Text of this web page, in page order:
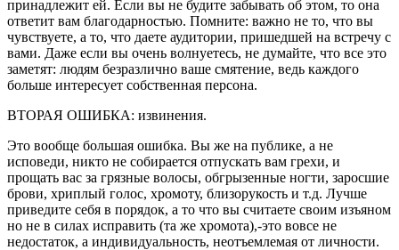
принадлежит ей. Если вы не будите забывать об этом, то она
ответит вам благодарностью. Помните: важно не то, что вы
чувствуете, а то, что даете аудитории, пришедшей на встречу с
вами. Даже если вы очень волнуетесь, не думайте, что все это
заметят: людям безразлично ваше смятение, ведь каждого
больше интересует собственная персона.
ВТОРАЯ ОШИБКА: извинения.
Это вообще большая ошибка. Вы же на публике, а не
исповеди, никто не собирается отпускать вам грехи, и
прощать вас за грязные волосы, обгрызенные ногти, заросшие
брови, хриплый голос, хромоту, близорукость и т.д. Лучше
приведите себя в порядок, а то что вы считаете своим изъяном
но не в силах исправить (та же хромота),-это вовсе не
недостаток, а индивидуальность, неотъемлемая от личности.